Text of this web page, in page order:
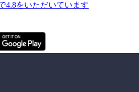
4.8をいただいています